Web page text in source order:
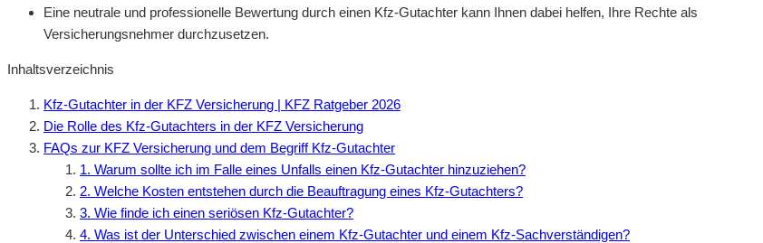
Eine neutrale und professionelle Bewertung durch einen Kfz-Gutachter kann Ihnen dabei helfen, Ihre Rechte als
Versicherungsnehmer durchzusetzen.
Inhaltsverzeichnis
Kfz-Gutachter in der KFZ Versicherung | KFZ Ratgeber 2026
Die Rolle des Kfz-Gutachters in der KFZ Versicherung
FAQs zur KFZ Versicherung und dem Begriff Kfz-Gutachter
1. Warum sollte ich im Falle eines Unfalls einen Kfz-Gutachter hinzuziehen?
2. Welche Kosten entstehen durch die Beauftragung eines Kfz-Gutachters?
3. Wie finde ich einen seriösen Kfz-Gutachter?
4. Was ist der Unterschied zwischen einem Kfz-Gutachter und einem Kfz-Sachverständigen?